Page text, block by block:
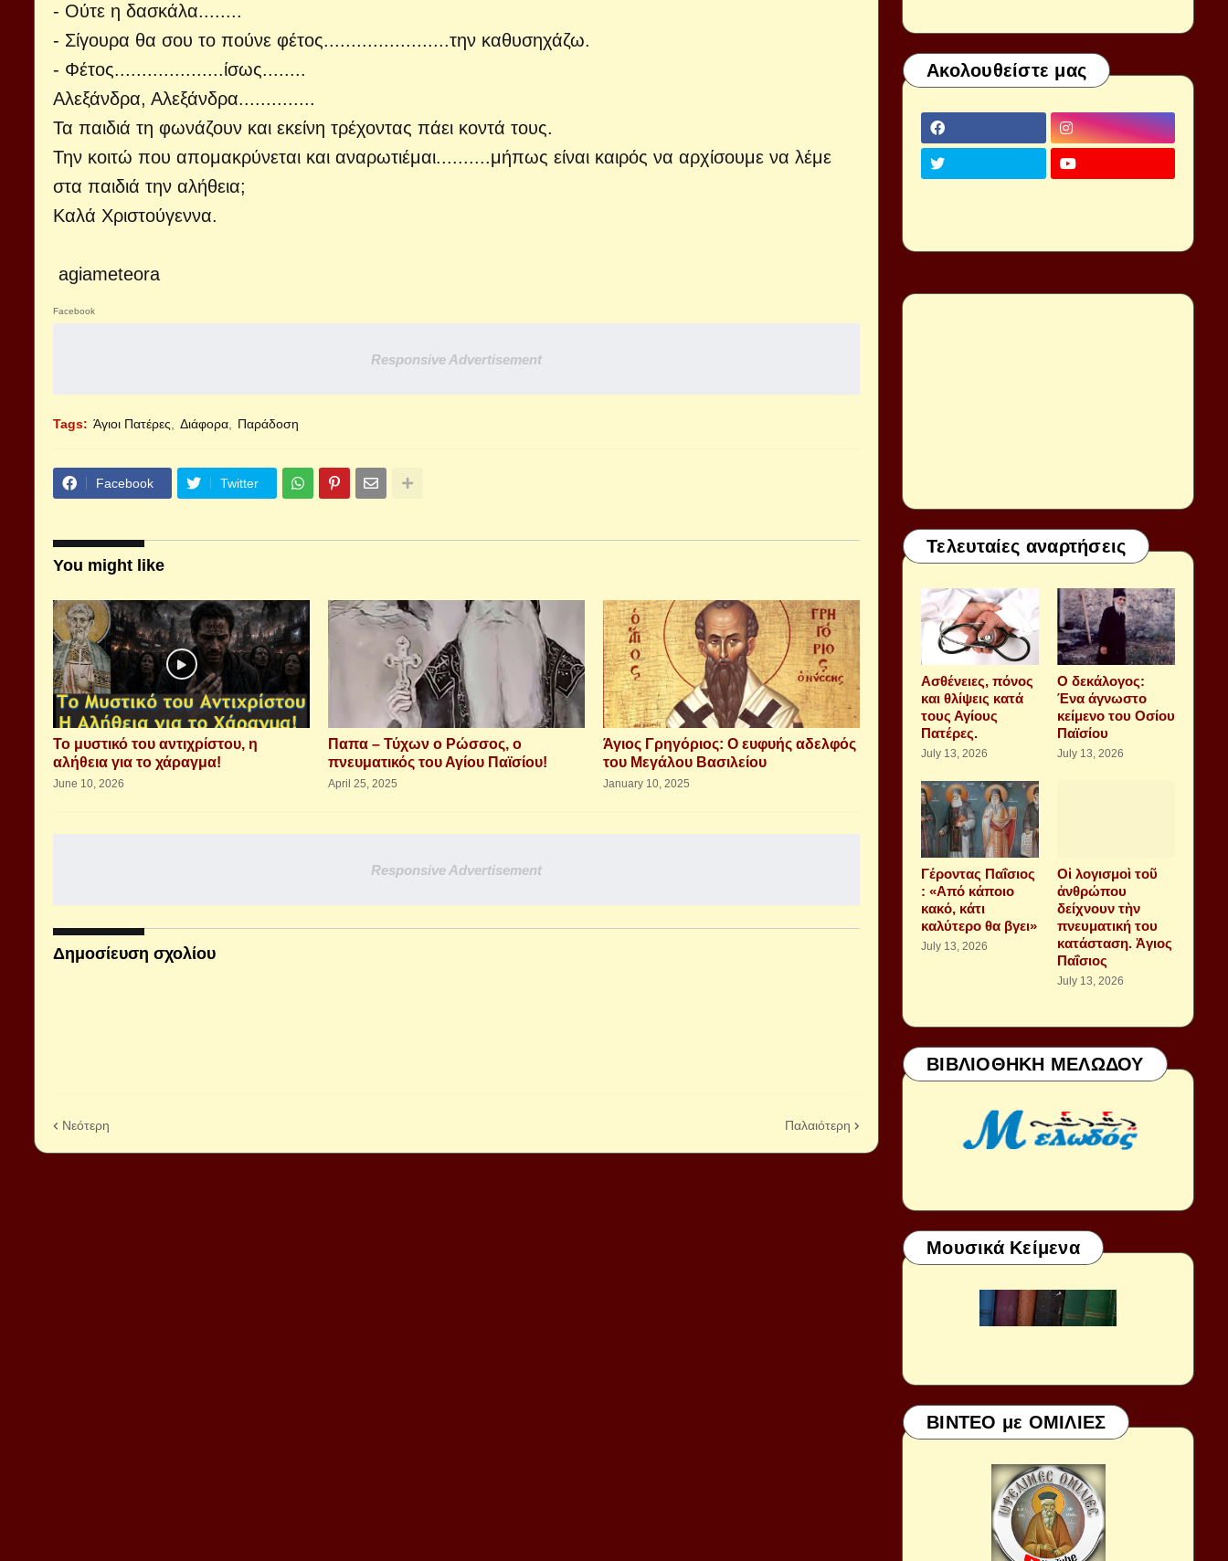
- Ούτε η δασκάλα........
- Σίγουρα θα σου το πούνε φέτος.......................την καθυσηχάζω.
- Φέτος....................ίσως........
Αλεξάνδρα, Αλεξάνδρα..............
Τα παιδιά τη φωνάζουν και εκείνη τρέχοντας πάει κοντά τους.
Την κοιτώ που απομακρύνεται και αναρωτιέμαι..........μήπως είναι καιρός να αρχίσουμε να λέμε
στα παιδιά την αλήθεια;
Καλά Χριστούγεννα.
agiameteora
Facebook
Responsive Advertisement
Tags: Άγιοι Πατέρες Διάφορα Παράδοση
Facebook Twitter
You might like
Το μυστικό του αντιχρίστου, η
αλήθεια για το χάραγμα!
June 10, 2026
Παπα – Τύχων ο Ρώσσος, ο
πνευματικός του Αγίου Παϊσίου!
April 25, 2025
Άγιος Γρηγόριος: Ο ευφυής αδελφός
του Μεγάλου Βασιλείου
January 10, 2025
Responsive Advertisement
Δημοσίευση σχολίου
Νεότερη Παλαιότερη
Ακολουθείστε μας
Τελευταίες αναρτήσεις
Aσθένειες, πόνος
και θλίψεις κατά
τους Αγίους
Πατέρες.
July 13, 2026
Ο δεκάλογος:
Ένα άγνωστο
κείμενο του Οσίου
Παϊσίου
July 13, 2026
Γέροντας Παΐσιος
: «Από κάποιο
κακό, κάτι
καλύτερο θα βγει»
July 13, 2026
Οἱ λογισμοὶ τοῦ
ἀνθρώπου
δείχνουν τὴν
πνευματική του
κατάσταση. Ἁγιος
Παΐσιος
July 13, 2026
ΒΙΒΛΙΟΘΗΚΗ ΜΕΛΩΔΟΥ
Μουσικά Κείμενα
ΒΙΝΤΕΟ με ΟΜΙΛΙΕΣ